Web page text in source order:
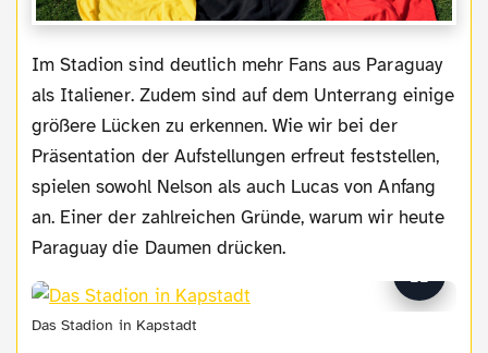
Im Stadion sind deutlich mehr Fans aus Paraguay
als Italiener. Zudem sind auf dem Unterrang einige
größere Lücken zu erkennen. Wie wir bei der
Präsentation der Aufstellungen erfreut feststellen,
spielen sowohl Nelson als auch Lucas von Anfang
an. Einer der zahlreichen Gründe, warum wir heute
Paraguay die Daumen drücken.
Das Stadion in Kapstadt